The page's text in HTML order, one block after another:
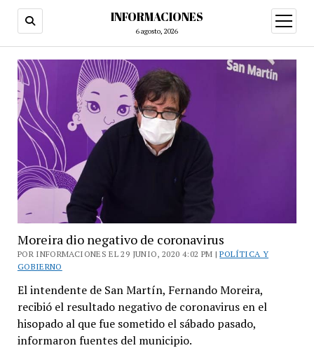
INFORMACIONES
6 agosto, 2026
abrir
menú
Moreira dio negativo de coronavirus
POR INFORMACIONES EL 29 JUNIO, 2020 4:02 PM |POLÍTICA Y
GOBIERNO
El intendente de San Martín, Fernando Moreira,
recibió el resultado negativo de coronavirus en el
hisopado al que fue sometido el sábado pasado,
informaron fuentes del municipio.